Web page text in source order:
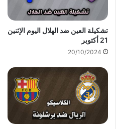
تشكيلة العين ضد الهلال اليوم الإثنين
21 أكتوبر
20/10/2024